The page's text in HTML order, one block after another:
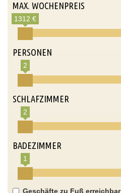
MAX. WOCHENPREIS
1312 €
PERSONEN
2
SCHLAFZIMMER
2
BADEZIMMER
1
Geschäfte zu Fuß erreichbar